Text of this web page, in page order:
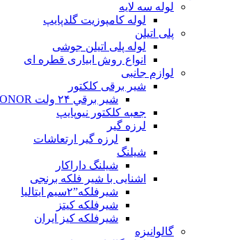
لوله سه لایه
لوله کامپوزیت گلدپایپ
پلی اتیلن
لوله پلی اتیلن جوشی
انواع روش ابیاری قطره ای
لوازم جانبی
شیر برقی کلکتور
شير برقي ۲۴ ولت UPONOR سوپرپکس
جعبه کلکتور نیوپایپ
لرزه گیر
لرزه گیر ارتعاشات
شیلنگ
شیلنگ داراکار
اشنایی با شیر فلکه برنجی
شیرفلکه”۲سیم ایتالیا
شیرفلکه کیتز
شیرفلکه کیز ایران
گالوانیزه